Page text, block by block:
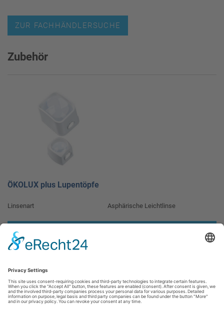
ZUR FACHHÄNDLERSUCHE
Zubehör
ÖKOLUX plus Lupentöpfe
Linsenart Asphärische Leichtlinse